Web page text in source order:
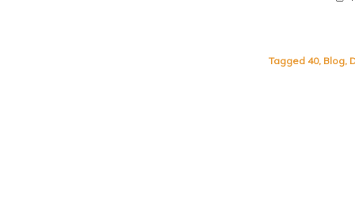
Tagged 40, Blog,